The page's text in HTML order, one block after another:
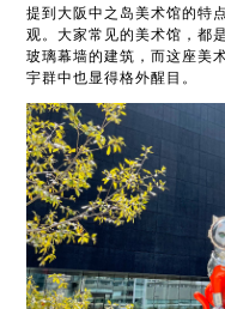
提到大阪中之岛美术馆的特
观。大家常见的美术馆，都
玻璃幕墙的建筑，而这座美
宇群中也显得格外醒目。